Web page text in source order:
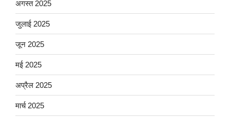
अगस्त 2025
जुलाई 2025
जून 2025
मई 2025
अप्रैल 2025
मार्च 2025